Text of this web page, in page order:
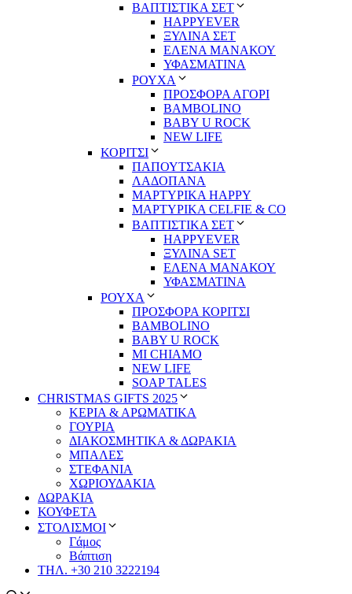
ΒΑΠΤΙΣΤΙΚΑ ΣΕΤ
HAPPYEVER
ΞΥΛΙΝΑ ΣΕΤ
ΕΛΕΝΑ ΜΑΝΑΚΟΥ
ΥΦΑΣΜΑΤΙΝΑ
ΡΟΥΧΑ
ΠΡΟΣΦΟΡΑ ΑΓΟΡΙ
BAMBOLINO
BABY U ROCK
NEW LIFE
ΚΟΡΙΤΣΙ
ΠΑΠΟΥΤΣΑΚΙΑ
ΛΑΔΟΠΑΝΑ
ΜΑΡΤΥΡΙΚΑ HAPPY
ΜΑΡΤΥΡΙΚΑ CELFIE & CO
ΒΑΠΤΙΣΤΙΚΑ ΣΕΤ
HAPPYEVER
ΞΥΛΙΝΑ SET
ΕΛΕΝΑ ΜΑΝΑΚΟΥ
ΥΦΑΣΜΑΤΙΝΑ
ΡΟΥΧΑ
ΠΡΟΣΦΟΡΑ ΚΟΡΙΤΣΙ
BAMBOLINO
BABY U ROCK
MI CHIAMO
NEW LIFE
SOAP TALES
CHRISTMAS GIFTS 2025
ΚΕΡΙΑ & ΑΡΩΜΑΤΙΚΑ
ΓΟΥΡΙΑ
ΔΙΑΚΟΣΜΗΤΙΚΑ & ΔΩΡΑΚΙΑ
ΜΠΑΛΕΣ
ΣΤΕΦΑΝΙΑ
ΧΩΡΙΟΥΔΑΚΙΑ
ΔΩΡΑΚΙΑ
ΚΟΥΦΕΤΑ
ΣΤΟΛΙΣΜΟΙ
Γάμος
Βάπτιση
ΤΗΛ. +30 210 3222194